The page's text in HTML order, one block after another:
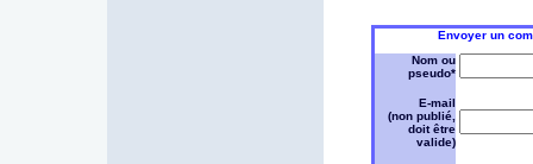
Envoyer un
Nom ou
pseudo*
E-mail
(non publié,
doit être
valide)